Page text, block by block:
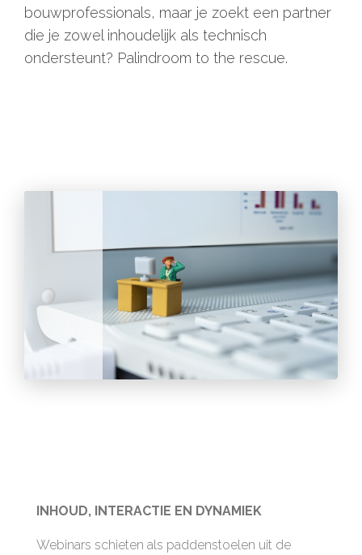
bouwprofessionals, maar je zoekt een partner
die je zowel inhoudelijk als technisch
ondersteunt? Palindroom to the rescue.
INHOUD, INTERACTIE EN DYNAMIEK
Webinars schieten als paddenstoelen uit de